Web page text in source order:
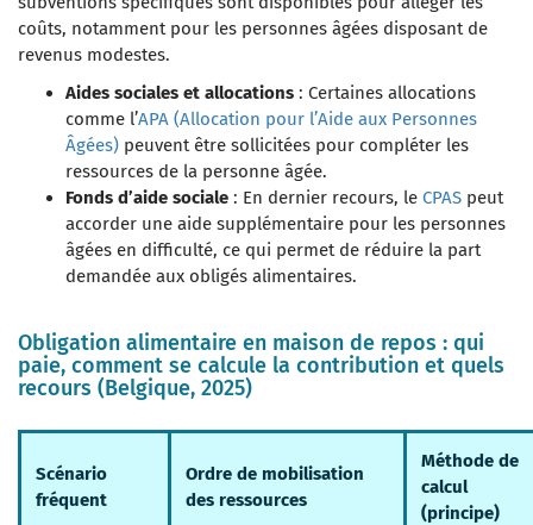
coûts, notamment pour les personnes âgées disposant de
revenus modestes.
Aides sociales et allocations : Certaines allocations
comme l’APA (Allocation pour l’Aide aux Personnes
Âgées) peuvent être sollicitées pour compléter les
ressources de la personne âgée.
Fonds d’aide sociale : En dernier recours, le CPAS peut
accorder une aide supplémentaire pour les personnes
âgées en difficulté, ce qui permet de réduire la part
demandée aux obligés alimentaires.
Obligation alimentaire en maison de repos : qui
paie, comment se calcule la contribution et quels
recours (Belgique, 2025)
Scénario
fréquent
Ordre de mobilisation
des ressources
Méthode de
calcul
(principe)